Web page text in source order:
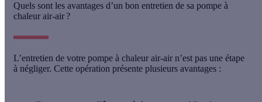
Quels sont les avantages d’un bon entretien de sa pompe à
chaleur air-air ?
L’entretien de votre pompe à chaleur air-air n’est pas une étape
à négliger. Cette opération présente plusieurs avantages :